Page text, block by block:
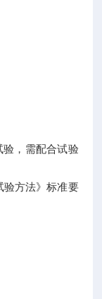
，需配合试验
验方法》标准要